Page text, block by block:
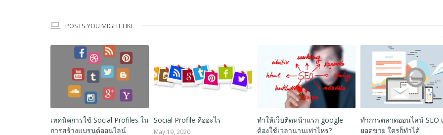
POSTS YOU MIGHT LIKE
digital marketing ไม่มี
ประสบการณ์ เรียนยังไง?
July 24, 2020
วิธีเพิ่ม Traffic ให้เว็บไซต์ ด้วย
Hook, Story, Offer !!
SEO คืออะไร? สำคัญอย่างไร?
June 29, 2020
เทคนิคการใช้ Social Profiles
การสร้างแบรนด์ออนไลน์